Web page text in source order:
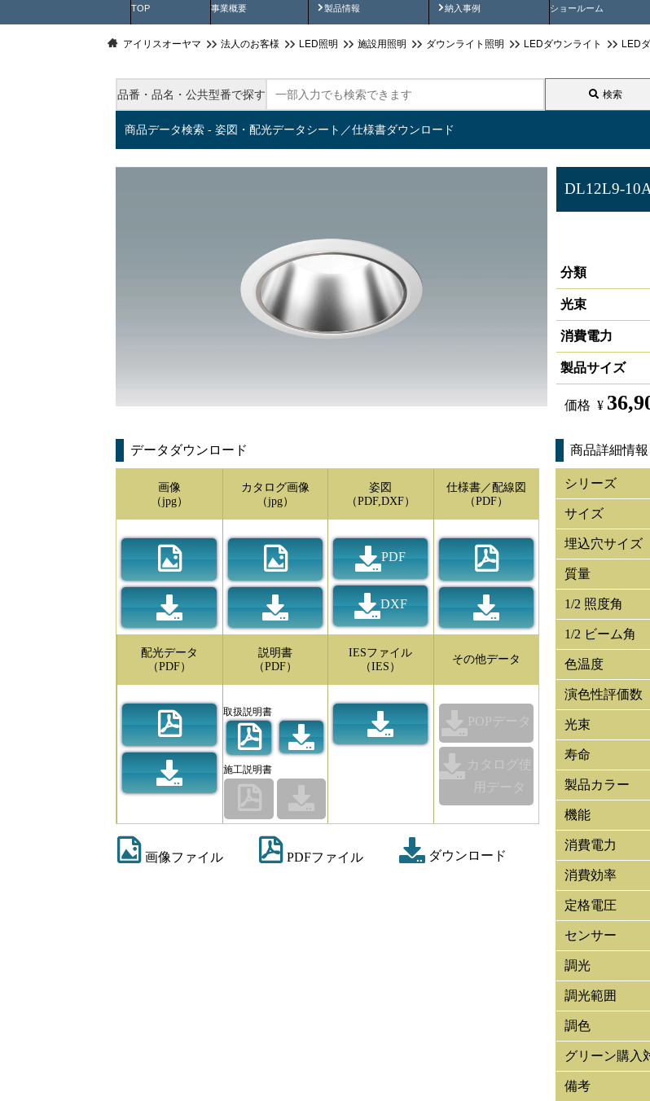
TOP 事業概要 製品情報
製品動画 納入事例
納入事例動画 ショールーム
アイリスオーヤマ 法人のお客様 LED照明 施設用照明 ダウンライト照明 LEDダウンライト LED
品番・品名・公共型番で探す 検索
商品データ検索 - 姿図・配光データシート／仕様書ダウンロード
DL12L9-
分類
光束
消費電力
製品サイズ
価格 ¥
データダウンロード
画像
（jpg）
カタログ画像
（jpg）
姿図
（PDF,DXF）
PDF
DXF
仕様書／配線図
（PDF）
配光データ
（PDF）
説明書
（PDF）
取扱説明書
施工説明書
IESファイル
（IES）
その他データ
POPデータ
カタログ使
用データ
画像ファイル PDFファイル ダウンロード
商品詳細情報
シリーズ
サイズ
埋込穴サイズ
質量
1/2 照度角
1/2 ビーム角
色温度
演色性評価数
光束
寿命
製品カラー
機能
消費電力
消費効率
定格電圧
センサー
調光
調光範囲
調色
グリーン購入
備考